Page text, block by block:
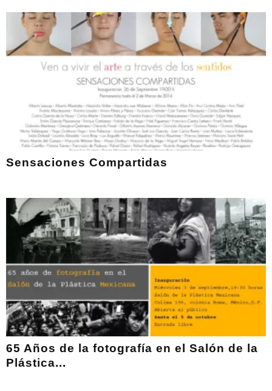
Sensaciones Compartidas
65 Años de la fotografía en el Salón de la
Plástica...